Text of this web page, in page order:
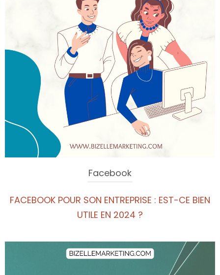
Facebook
FACEBOOK POUR SON ENTREPRISE : EST-CE BIEN
UTILE EN 2024 ?